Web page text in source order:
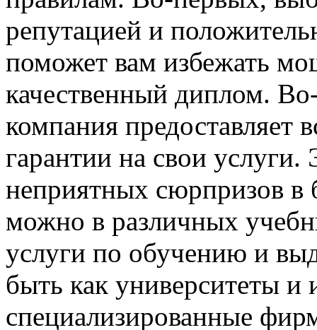
репутацией и
поможет вам избежать
качественный диплом.
компания предоставляет
гарантии на свои
неприятных сюрпризов
можно в различных
услуги по обучению и
быть как университеты и
специализированные